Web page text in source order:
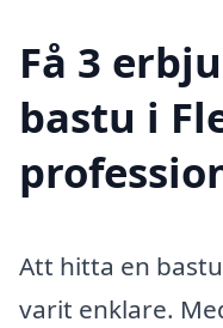
Få 3
bastu i
Att hitta en
varit enklare.